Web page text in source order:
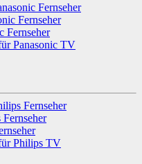
Fernseher
Fernseher
Fernseher
Panasonic TV
Fernseher
Philips TV